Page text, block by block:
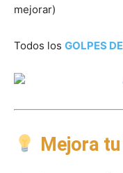
mejorar)
Todos los GOLPES
Mejora